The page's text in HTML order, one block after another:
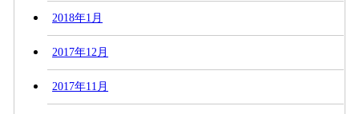
2018年1月
2017年12月
2017年11月